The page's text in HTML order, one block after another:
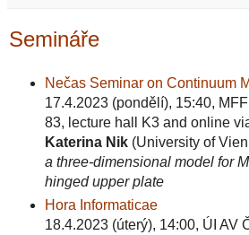
Semináře
Nečas Seminar on Continuum
17.4.2023 (pondělí), 15:40,
83, lecture hall K3 and online
Katerina Nik(University of
a three-dimensional model for
hinged upper plate
Hora Informaticae
18.4.2023 (úterý), 14:00, ÚI AV